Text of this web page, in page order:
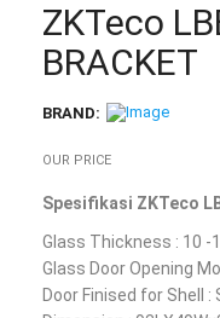
ZKTeco
BRACKET
BRAND:
OUR PRICE
Spesifikasi ZKTeco
Glass Thickness : 10
Glass Door Opening
Door Finised for Shell